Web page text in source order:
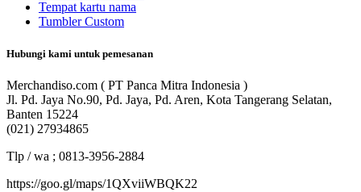
Tempat kartu nama
Tumbler Custom
Hubungi kami untuk pemesanan
Merchandiso.com ( PT Panca Mitra Indonesia )
Jl. Pd. Jaya No.90, Pd. Jaya, Pd. Aren, Kota Tangerang Selatan,
Banten 15224
(021) 27934865
Tlp / wa ; 0813-3956-2884
https://goo.gl/maps/1QXviiWBQK22